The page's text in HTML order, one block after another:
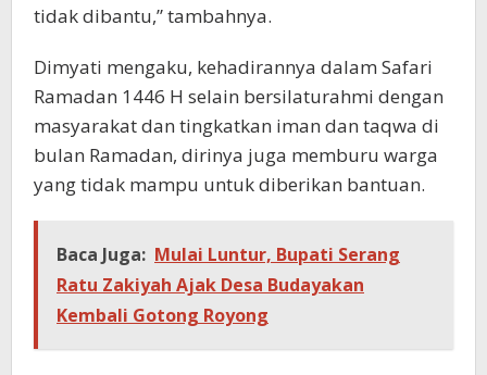
tidak dibantu,” tambahnya.
Dimyati mengaku, kehadirannya dalam Safari
Ramadan 1446 H selain bersilaturahmi dengan
masyarakat dan tingkatkan iman dan taqwa di
bulan Ramadan, dirinya juga memburu warga
yang tidak mampu untuk diberikan bantuan.
Baca Juga: Mulai Luntur, Bupati Serang
Ratu Zakiyah Ajak Desa Budayakan
Kembali Gotong Royong